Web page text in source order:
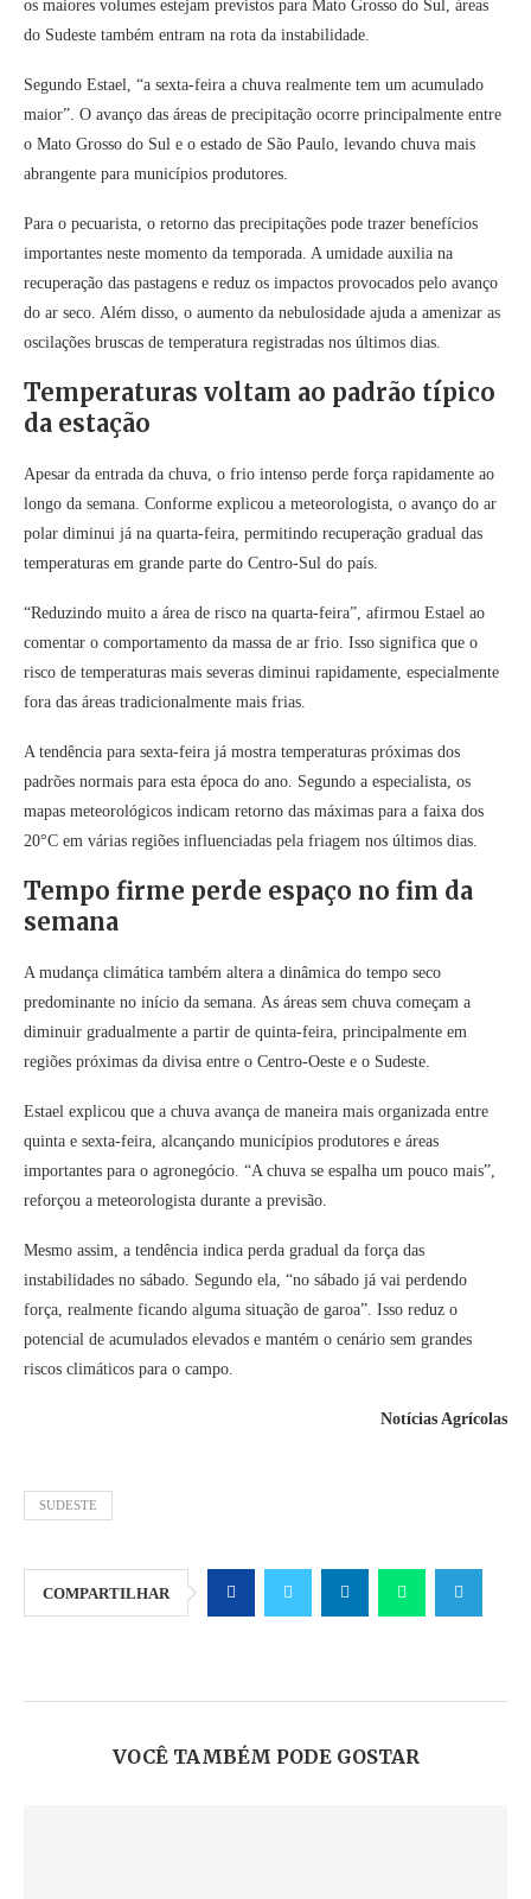
os maiores volumes estejam previstos para Mato Grosso do Sul, áreas
do Sudeste também entram na rota da instabilidade.
Segundo Estael, “a sexta-feira a chuva realmente tem um acumulado
maior”. O avanço das áreas de precipitação ocorre principalmente entre
o Mato Grosso do Sul e o estado de São Paulo, levando chuva mais
abrangente para municípios produtores.
Para o pecuarista, o retorno das precipitações pode trazer benefícios
importantes neste momento da temporada. A umidade auxilia na
recuperação das pastagens e reduz os impactos provocados pelo avanço
do ar seco. Além disso, o aumento da nebulosidade ajuda a amenizar as
oscilações bruscas de temperatura registradas nos últimos dias.
Temperaturas voltam ao padrão típico
da estação
Apesar da entrada da chuva, o frio intenso perde força rapidamente ao
longo da semana. Conforme explicou a meteorologista, o avanço do ar
polar diminui já na quarta-feira, permitindo recuperação gradual das
temperaturas em grande parte do Centro-Sul do país.
“Reduzindo muito a área de risco na quarta-feira”, afirmou Estael ao
comentar o comportamento da massa de ar frio. Isso significa que o
risco de temperaturas mais severas diminui rapidamente, especialmente
fora das áreas tradicionalmente mais frias.
A tendência para sexta-feira já mostra temperaturas próximas dos
padrões normais para esta época do ano. Segundo a especialista, os
mapas meteorológicos indicam retorno das máximas para a faixa dos
20°C em várias regiões influenciadas pela friagem nos últimos dias.
Tempo firme perde espaço no fim da
semana
A mudança climática também altera a dinâmica do tempo seco
predominante no início da semana. As áreas sem chuva começam a
diminuir gradualmente a partir de quinta-feira, principalmente em
regiões próximas da divisa entre o Centro-Oeste e o Sudeste.
Estael explicou que a chuva avança de maneira mais organizada entre
quinta e sexta-feira, alcançando municípios produtores e áreas
importantes para o agronegócio. “A chuva se espalha um pouco mais”,
reforçou a meteorologista durante a previsão.
Mesmo assim, a tendência indica perda gradual da força das
instabilidades no sábado. Segundo ela, “no sábado já vai perdendo
força, realmente ficando alguma situação de garoa”. Isso reduz o
potencial de acumulados elevados e mantém o cenário sem grandes
riscos climáticos para o campo.
Notícias Agrícolas
SUDESTE
COMPARTILHAR
VOCÊ TAMBÉM PODE GOSTAR